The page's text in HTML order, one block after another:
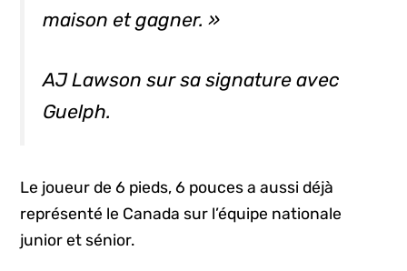
maison et gagner. »
AJ Lawson sur sa signature avec
Guelph.
Le joueur de 6 pieds, 6 pouces a aussi déjà
représenté le Canada sur l’équipe nationale
junior et sénior.